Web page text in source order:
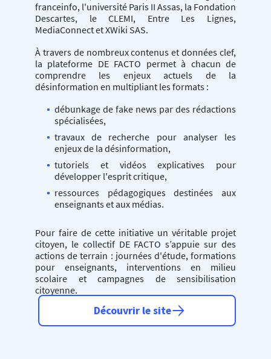
franceinfo, l'université Paris II Assas, la Fondation
Descartes, le CLEMI, Entre Les Lignes,
MediaConnect et XWiki SAS.
À travers de nombreux contenus et données clef,
la plateforme DE FACTO permet à chacun de
comprendre les enjeux actuels de la
désinformation en multipliant les formats :
débunkage de fake news par des rédactions
spécialisées,
travaux de recherche pour analyser les
enjeux de la désinformation,
tutoriels et vidéos explicatives pour
développer l'esprit critique,
ressources pédagogiques destinées aux
enseignants et aux médias.
Pour faire de cette initiative un véritable projet
citoyen, le collectif DE FACTO s’appuie sur des
actions de terrain : journées d'étude, formations
pour enseignants, interventions en milieu
scolaire et campagnes de sensibilisation
citoyenne.
Découvrir le site